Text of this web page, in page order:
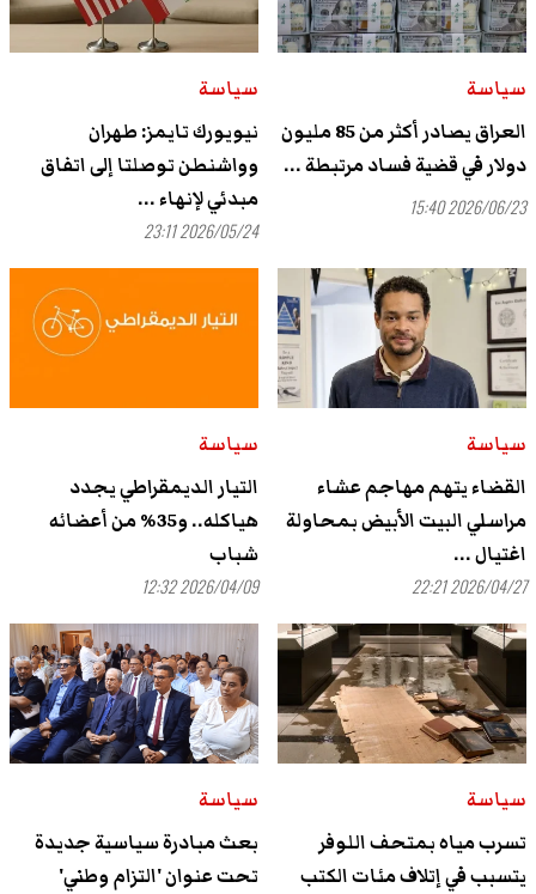
سياسة
العراق يصادر أكثر من 85 مليون
دولار في قضية فساد مرتبطة ...
2026/06/23 15:40
سياسة
نيويورك تايمز: طهران
وواشنطن توصلتا إلى اتفاق
مبدئي لإنهاء ...
2026/05/24 23:11
سياسة
القضاء يتهم مهاجم عشاء
مراسلي البيت الأبيض بمحاولة
اغتيال ...
2026/04/27 22:21
سياسة
التيار الديمقراطي يجدد
هياكله.. و35% من أعضائه
شباب
2026/04/09 12:32
سياسة
تسرب مياه بمتحف اللوفر
يتسبب في إتلاف مئات الكتب
سياسة
بعث مبادرة سياسية جديدة
تحت عنوان 'التزام وطني'